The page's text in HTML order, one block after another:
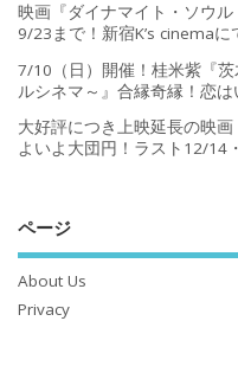
映画『ダイナマイト・ソウル
9/23まで！新宿K’s cinemaに
7/10（日）開催！桂米紫『
ルシネマ～』合縁奇縁！恋
大好評につき上映延長の映
よいよ大団円！ラスト12/14
ページ
About Us
Privacy